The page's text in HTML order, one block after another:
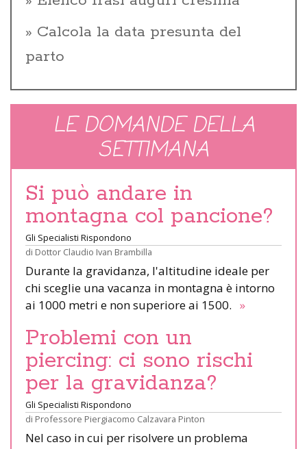
Calcola la data presunta del
parto
LE DOMANDE DELLA
SETTIMANA
Si può andare in
montagna col pancione?
Gli Specialisti Rispondono
di Dottor Claudio Ivan Brambilla
Durante la gravidanza, l'altitudine ideale per
chi sceglie una vacanza in montagna è intorno
ai 1000 metri e non superiore ai 1500. »
Problemi con un
piercing: ci sono rischi
per la gravidanza?
Gli Specialisti Rispondono
di Professore Piergiacomo Calzavara Pinton
Nel caso in cui per risolvere un problema